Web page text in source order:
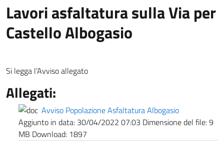
Lavori asfaltatura sulla Via per
Castello Albogasio
Si legga l’Avviso allegato
Allegati:
Avviso Popolazione Asfaltatura Albogasio
Aggiunto in data: 30/04/2022 07:03 Dimensione del file:9
MB Download: 1897